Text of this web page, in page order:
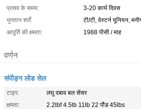
प्रसव के समय:
3-20 कार्य दिवस
भुगतान शर्तें:
टी/टी, वेस्टर्न यूनियन,
आपूर्ति की क्षमता:
1988 पीसी / माह
वर्णन
संपीड़न लोड सेल
टाइप:
लघु दबाव बल सेंसर
क्षमता:
2.2lbf 4.5lb 11lb 22 पौंड 45lbs